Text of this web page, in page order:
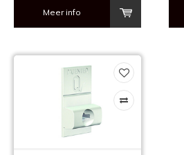
Meer info